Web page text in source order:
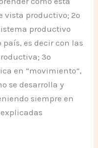
vista productivo; 2º
productivo
país, es decir con las
3º
en “movimiento”,
se desarrolla y
siempre en